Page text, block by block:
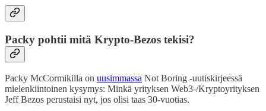
Packy pohtii mitä Krypto-Bezos tekisi?
Packy McCormikilla on uusimmassa Not Boring -uutiskirjeessä
mielenkiintoinen kysymys: Minkä yrityksen Web3-/Kryptoyrityksen
Jeff Bezos perustaisi nyt, jos olisi taas 30-vuotias.